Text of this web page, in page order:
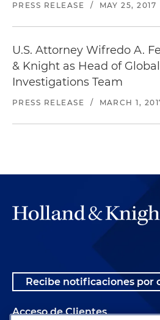
PRESS RELEASE / MAY 25, 2017
U.S. Attorney Wifredo A.
& Knight as Head of
Investigations Team
PRESS RELEASE / MARCH 1,
Recibe notificaciones por
Acceso de Clientes